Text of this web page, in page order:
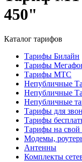
450"
Каталог тарифов
Тарифы Билайн
Тарифы
Тарифы МТС
Непубличные
Непубличные
Непубличные
Тарифы для
Тарифы
Тарифы на свой
Модемы,
Антенны
Комплекты